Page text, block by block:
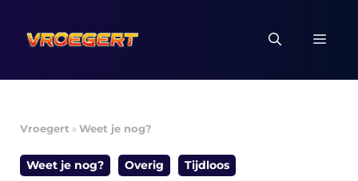
naar
inhoud
Vroegert »Weet je nog?
Weet je nog? Overig Tijdloos